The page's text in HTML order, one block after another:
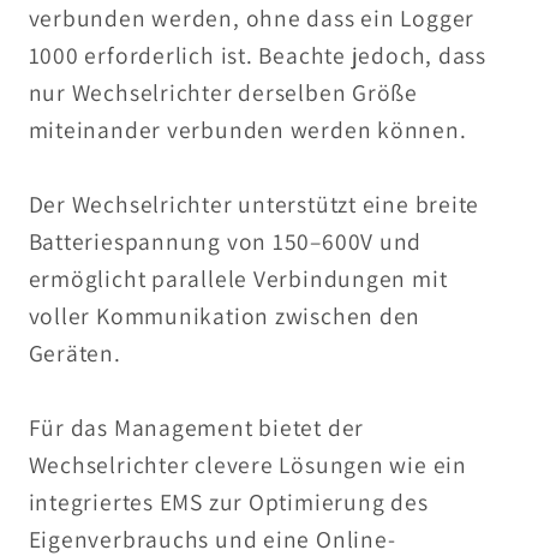
verbunden werden, ohne dass ein Logger
1000 erforderlich ist. Beachte jedoch, dass
nur Wechselrichter derselben Größe
miteinander verbunden werden können.
Der Wechselrichter unterstützt eine breite
Batteriespannung von 150–600V und
ermöglicht parallele Verbindungen mit
voller Kommunikation zwischen den
Geräten.
Für das Management bietet der
Wechselrichter clevere Lösungen wie ein
integriertes EMS zur Optimierung des
Eigenverbrauchs und eine Online-